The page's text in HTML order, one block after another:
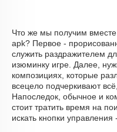
Что же мы получим вместе
apk? Первое -
служить раздражителем
изюминку игре. Далее,
композициях, которые
всецело подчеркивают
Напоследок, обычное и
стоит тратить время на
искать кнопки